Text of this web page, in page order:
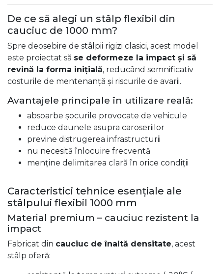
De ce să alegi un stâlp flexibil din
cauciuc de 1000 mm?
Spre deosebire de stâlpii rigizi clasici, acest model
este proiectat să se deformeze la impact și să
revină la forma inițială, reducând semnificativ
costurile de mentenanță și riscurile de avarii.
Avantajele principale în utilizare reală:
absoarbe șocurile provocate de vehicule
reduce daunele asupra caroseriilor
previne distrugerea infrastructurii
nu necesită înlocuire frecventă
menține delimitarea clară în orice condiții
Caracteristici tehnice esențiale ale
stâlpului flexibil 1000 mm
Material premium – cauciuc rezistent la
impact
Fabricat din cauciuc de înaltă densitate, acest
stâlp oferă: